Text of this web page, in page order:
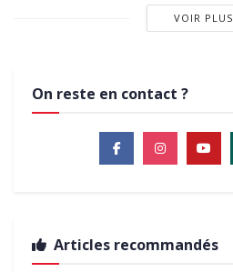
VOIR PLUS
On reste en contact ?
Articles recommandés